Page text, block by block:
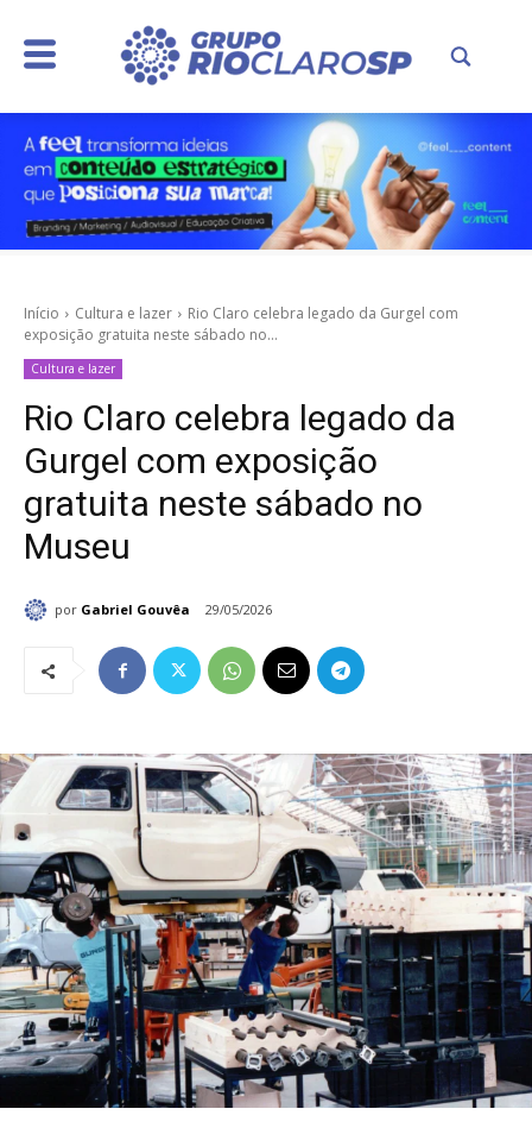
Início Cultura e lazer
Rio Claro celebra legado da Gurgel com
exposição gratuita neste sábado no...
Cultura e lazer
Rio Claro celebra legado da
Gurgel com exposição
gratuita neste sábado no
Museu
por Gabriel Gouvêa 29/05/2026